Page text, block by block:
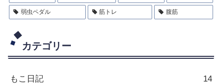
弱虫ペダル 筋トレ 腹筋
カテゴリー
もこ日記 14